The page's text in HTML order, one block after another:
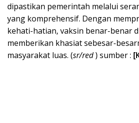
dipastikan pemerintah melalui
yang komprehensif. Dengan
kehati-hatian, vaksin benar-benar
memberikan khasiat sebesar-
masyarakat luas. (sr/red) sumber :